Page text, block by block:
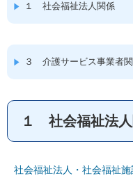
１ 社会福祉法人関係
３ 介護サービス事業者
１ 社会福祉法
社会福祉法人・社会福祉